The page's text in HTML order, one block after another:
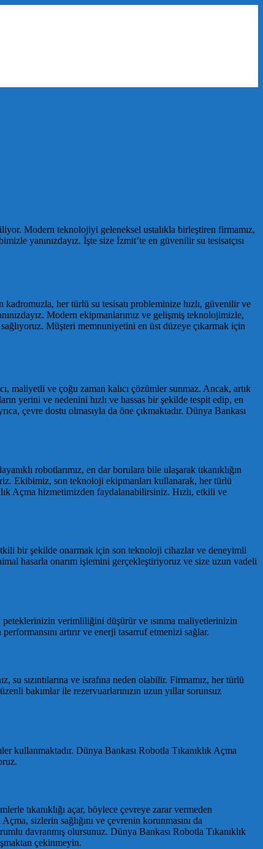
Modern teknolojiyi geleneksel ustalıkla birleştiren firmamız,
yanınızdayız. İşte size İzmit’te en güvenilir su tesisatçısı
her türlü su tesisatı probleminize hızlı, güvenilir ve
Modern ekipmanlarımız ve gelişmiş teknolojimizle,
Müşteri memnuniyetini en üst düzeye çıkarmak için
maliyetli ve çoğu zaman kalıcı çözümler sunmaz. Ancak, artık
yerini ve nedenini hızlı ve hassas bir şekilde tespit edip, en
çevre dostu olmasıyla da öne çıkmaktadır. Dünya Bankası
robotlarımız, en dar borulara bile ulaşarak tıkanıklığın
Ekibimiz, son teknoloji ekipmanları kullanarak, her türlü
Açma hizmetimizden faydalanabilirsiniz. Hızlı, etkili ve
bir şekilde onarmak için son teknoloji cihazlar ve deneyimli
hasarla onarım işlemini gerçekleştiriyoruz ve size uzun vadeli
verimliliğini düşürür ve ısınma maliyetlerinizin
artırır ve enerji tasarruf etmenizi sağlar.
su sızıntılarına ve israfına neden olabilir. Firmamız, her türlü
bakımlar ile rezervuarlarınızın uzun yıllar sorunsuz
kullanmaktadır. Dünya Bankası Robotla Tıkanıklık Açma
tıkanıklığı açar, böylece çevreye zarar vermeden
sizlerin sağlığını ve çevrenin korunmasını da
davranmış olursunuz. Dünya Bankası Robotla Tıkanıklık
çekinmeyin.